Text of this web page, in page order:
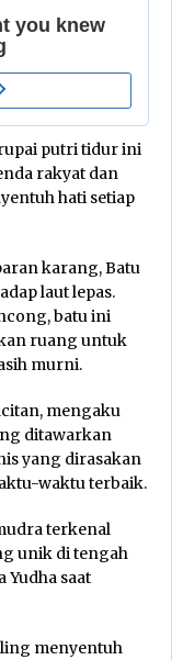
putri tidur ini
rakyat dan
hati setiap
karang, Batu
laut lepas.
batu ini
ruang untuk
murni.
mengaku
ditawarkan
yang dirasakan
waktu terbaik.
terkenal
unik di tengah
Yudha saat
menyentuh